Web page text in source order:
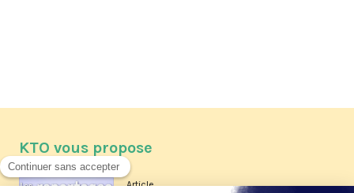
KTO vous propose
Article